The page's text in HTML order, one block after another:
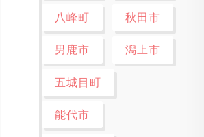
八峰町 秋田市
男鹿市 潟上市
五城目町
能代市